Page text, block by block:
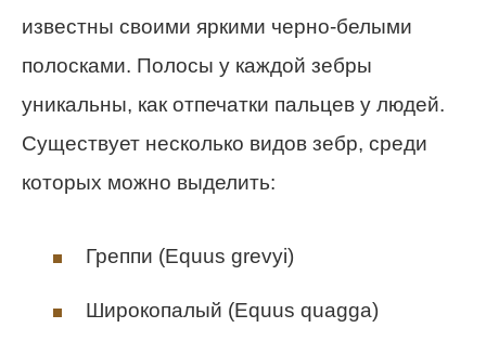
известны своими яркими черно-белыми
полосками. Полосы у каждой зебры
уникальны, как отпечатки пальцев у людей.
Существует несколько видов зебр, среди
которых можно выделить:
Греппи (Equus grevyi)
Широкопалый (Equus quagga)